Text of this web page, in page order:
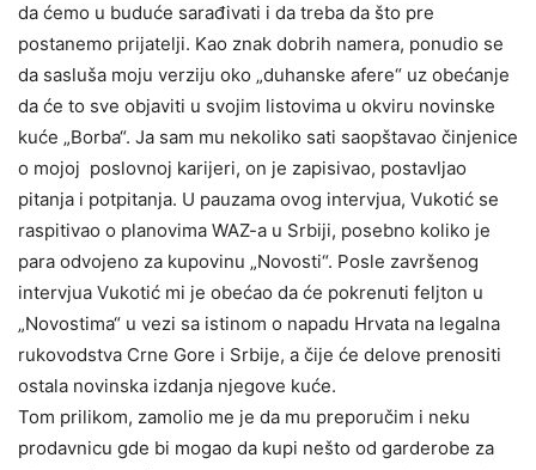
da ćemo u buduće sarađivati i da treba da što pre
postanemo prijatelji. Kao znak dobrih namera, ponudio se
da sasluša moju verziju oko „duhanske afere“ uz obećanje
da će to sve objaviti u svojim listovima u okviru novinske
kuće „Borba“. Ja sam mu nekoliko sati saopštavao činjenice
o mojoj poslovnoj karijeri, on je zapisivao, postavljao
pitanja i potpitanja. U pauzama ovog intervjua, Vukotić se
raspitivao o planovima WAZ-a u Srbiji, posebno koliko je
para odvojeno za kupovinu „Novosti“. Posle završenog
intervjua Vukotić mi je obećao da će pokrenuti feljton u
„Novostima“ u vezi sa istinom o napadu Hrvata na legalna
rukovodstva Crne Gore i Srbije, a čije će delove prenositi
ostala novinska izdanja njegove kuće.
Tom prilikom, zamolio me je da mu preporučim i neku
prodavnicu gde bi mogao da kupi nešto od garderobe za